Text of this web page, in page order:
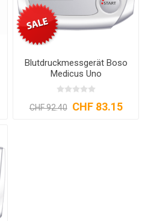
Blutdruckmessgerät Boso
Medicus Uno
CHF 92.40 CHF 83.15